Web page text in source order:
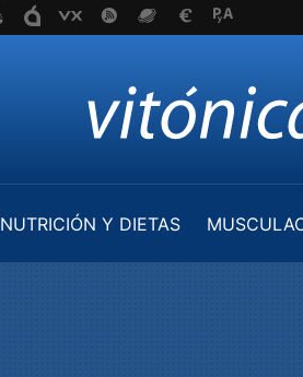
NUTRICIÓN Y DIETAS